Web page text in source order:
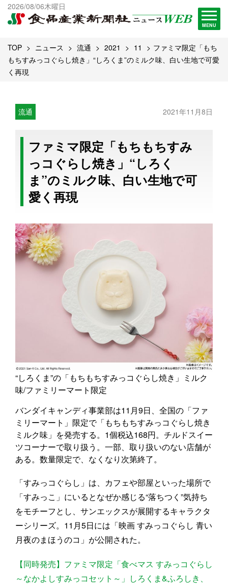
2026/08/06木曜日
MENU
出版物一覧へ
試読・購読申し込み
TOP ニュース 流通 2021 11
ファミマ限定「もち
もちすみっコぐらし焼き」“しろくま”のミルク味、白い生地で可愛
く再現
流通 2021年11月8日
ファミマ限定「もちもちすみ
っコぐらし焼き」“しろく
ま”のミルク味、白い生地で可
愛く再現
“しろくま”の「もちもちすみっコぐらし焼き」ミルク
味/ファミリーマート限定
バンダイキャンディ事業部は11月9日、全国の「ファ
ミリーマート」限定で「もちもちすみっコぐらし焼き
ミルク味」を発売する。1個税込168円。チルドスイー
ツコーナーで取り扱う。一部、取り扱いのない店舗が
ある。数量限定で、なくなり次第終了。
「すみっコぐらし」は、カフェや部屋といった場所で
「すみっこ」にいるとなぜか感じる“落ちつく”気持ち
をモチーフとし、サンエックスが展開するキャラクタ
ーシリーズ。11月5日には「映画 すみっコぐらし 青い
月夜のまほうのコ」が公開された。
【同時発売】ファミマ限定「食べマス すみっコぐらし
～なかよしすみっコセット～」しろくま&ふろしき、